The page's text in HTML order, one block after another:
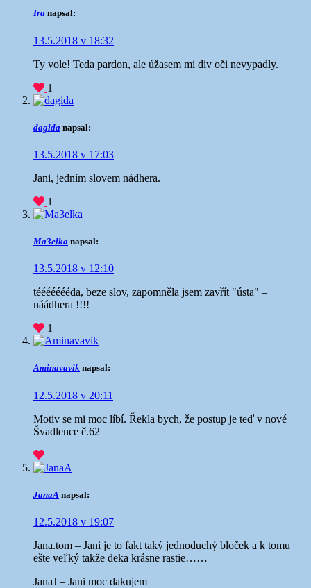
Ira napsal:
13.5.2018 v 18:32
Ty vole! Teda pardon, ale úžasem mi div oči nevypadly.
1
dagida napsal:
13.5.2018 v 17:03
Jani, jedním slovem nádhera.
1
Ma3elka napsal:
13.5.2018 v 12:10
téééééééda, beze slov, zapomněla jsem zavřít "ústa" –
náádhera !!!!
1
Aminavavik napsal:
12.5.2018 v 20:11
Motiv se mi moc líbí. Řekla bych, že postup je teď v nové
Švadlence č.62
JanaA napsal:
12.5.2018 v 19:07
Jana.tom – Jani je to fakt taký jednoduchý bloček a k tomu
ešte veľký takže deka krásne rastie……
JanaJ – Jani moc dakujem